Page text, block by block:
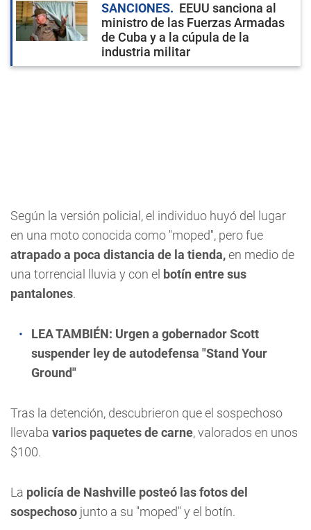
SANCIONES
EEUU sanciona al
ministro de las Fuerzas Armadas
de Cuba y a la cúpula de la
industria militar
Según la versión policial, el individuo huyó del lugar
en una moto conocida como ''moped'', pero fue
atrapado a poca distancia de la tienda,en medio de
una torrencial lluvia y con el botín entre sus
pantalones.
LEA TAMBIÉN: Urgen a gobernador Scott
suspender ley de autodefensa "Stand Your
Ground"
Tras la detención, descubrieron que el sospechoso
llevaba varios paquetes de carne, valorados en unos
$100.
La policía de Nashville posteó las fotos del
sospechoso junto a su ''moped'' y el botín.